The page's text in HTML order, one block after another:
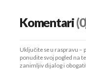
Komentari
Uključite se u raspravu –
ponudite svoj pogled na
zanimljiv dijalog i